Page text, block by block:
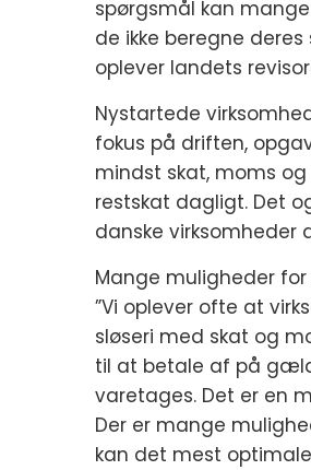
spørgsmål kan
de ikke beregne
oplever landets
Nystartede
fokus på driften,
mindst skat, moms
restskat dagligt. Det
danske virksomheder
Mange muligheder
”Vi oplever ofte at
sløseri med skat og
til at betale af på
varetages. Det er en
Der er mange
kan det mest